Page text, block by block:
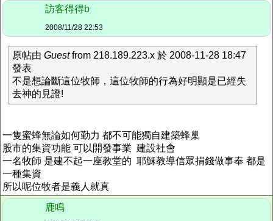
訪客得得b
2008/11/28 22:53
原帖由 Guestfrom 218.189.223.x 於 2008-11-28 18:47
發表
不是想論斷這位牧師，這位牧師的行為好明顯是已經失
去神的見證!
一隻蜜蜂無論如何勤力 都不可能獨自建築蜂巢
股市的集資功能 可以開發事業 建設社會
一名牧師 是建不起一座教堂的 耶穌教導信眾捐錢做事奉 都是
一種集資
所以呢位牧者是義人就真
鹿鳴